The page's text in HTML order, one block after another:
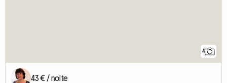
4
43 € / noite